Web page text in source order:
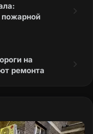
пожарной
на
ремонта